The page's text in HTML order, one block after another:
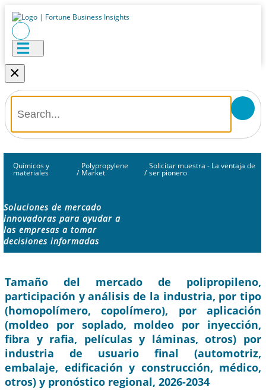
×
Químicos y
materiales /
Polypropylene
Market /
Solicitar muestra - La ventaja de
ser pionero
Soluciones de mercado
innovadoras para ayudar a
las empresas a tomar
decisiones informadas
Tamaño del mercado de polipropileno,
participación y análisis de la industria, por tipo
(homopolímero, copolímero), por aplicación
(moldeo por soplado, moldeo por inyección,
fibra y rafia, películas y láminas, otros) por
industria de usuario final (automotriz,
embalaje, edificación y construcción, médico,
otros) y pronóstico regional, 2026-2034